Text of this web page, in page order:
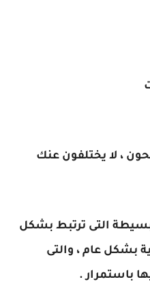
، لا يختلفون عنك
التى ترتبط بشكل
بشكل عام ، والتى
باستمرار .